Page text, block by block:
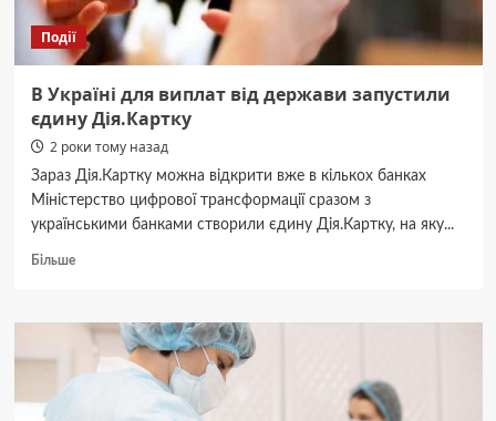
Події
В Україні для виплат від держави запустили
єдину Дія.Картку
2 роки тому назад
Зараз Дія.Картку можна відкрити вже в кількох банках
Міністерство цифрової трансформації сразом з
українськими банками створили єдину Дія.Картку, на яку...
БільшеДокладніше
Україні
виплат